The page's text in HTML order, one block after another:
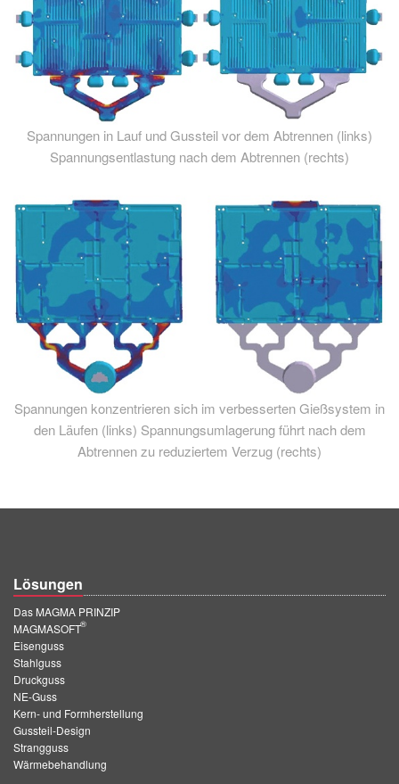
ZH
MAGMA Indien
EN
MAGMA Korea
EN
Spannungen in Lauf und Gussteil vor dem Abtrennen (links)
Spannungsentlastung nach dem Abtrennen (rechts)
Spannungen konzentrieren sich im verbesserten Gießsystem in
den Läufen (links) Spannungsumlagerung führt nach dem
Abtrennen zu reduziertem Verzug (rechts)
Lösungen
Das MAGMA PRINZIP
MAGMASOFT
®
Eisenguss
Stahlguss
Druckguss
NE-Guss
Kern- und Formherstellung
Gussteil-Design
Strangguss
Wärmebehandlung